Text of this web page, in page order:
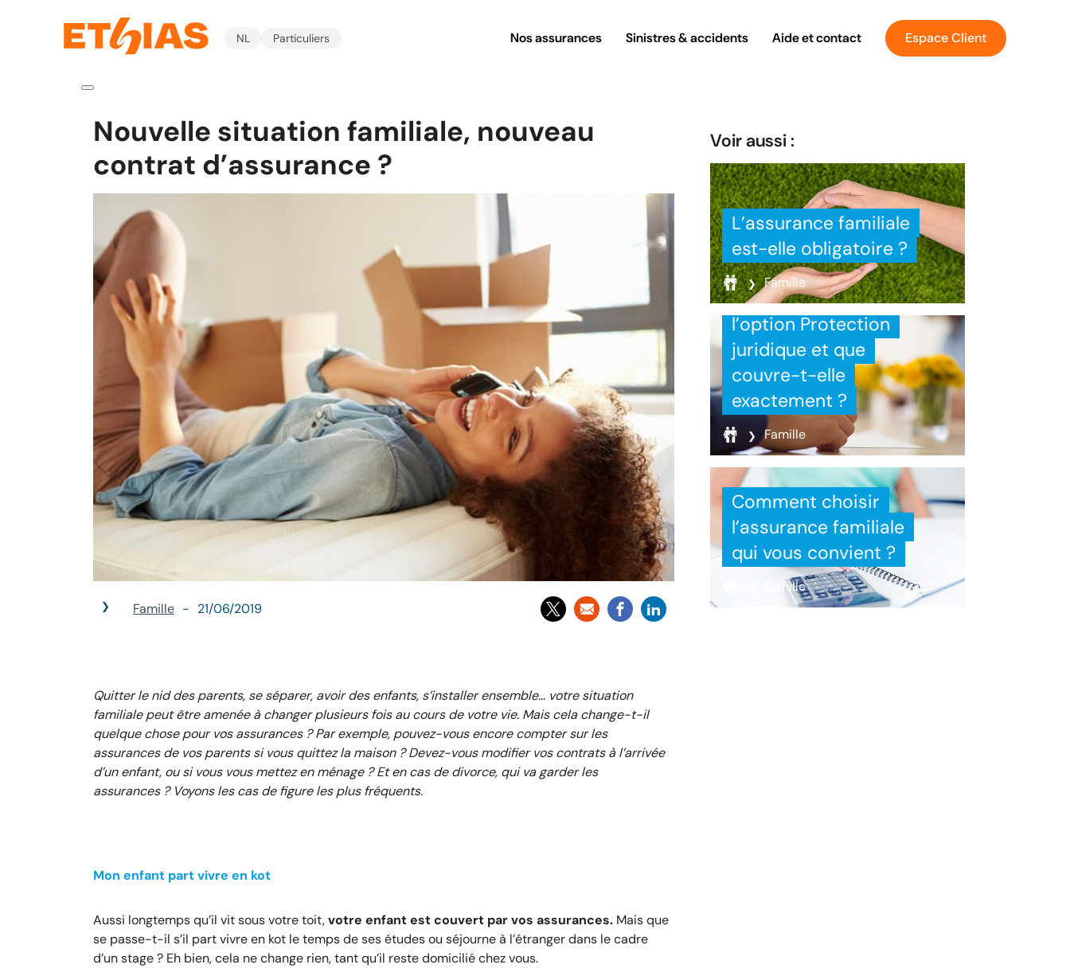
NL Particuliers Nos assurances Sinistres & accidents Aide et contact Espace Client
Nouvelle situation familiale, nouveau
contrat d’assurance ?
Famille 21/06/2019
Quitter le nid des parents, se séparer, avoir des enfants, s’installer ensemble… votre situation
familiale peut être amenée à changer plusieurs fois au cours de votre vie. Mais cela change-t-il
quelque chose pour vos assurances ? Par exemple, pouvez-vous encore compter sur les
assurances de vos parents si vous quittez la maison ? Devez-vous modifier vos contrats à l’arrivée
d’un enfant, ou si vous vous mettez en ménage ? Et en cas de divorce, qui va garder les
assurances ? Voyons les cas de figure les plus fréquents.
Mon enfant part vivre en kot
Aussi longtemps qu’il vit sous votre toit,votre enfant est couvert par vos assurances. Mais que
se passe-t-il s’il part vivre en kot le temps de ses études ou séjourne à l’étranger dans le cadre
d’un stage ? Eh bien, cela ne change rien, tant qu’il reste domicilié chez vous.
Voir aussi :
L’assurance familiale
est-elle obligatoire ?
Famille
Qu’est-ce que
l’option Protection
juridique et que
couvre-t-elle
exactement ?
Famille
Comment choisir
l’assurance familiale
qui vous convient ?
Famille